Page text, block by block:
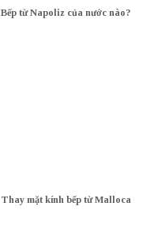
Bếp từ Napoliz của nước nào?
Thay mặt kính bếp từ Malloca